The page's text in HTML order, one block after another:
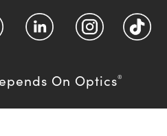
On Optics®